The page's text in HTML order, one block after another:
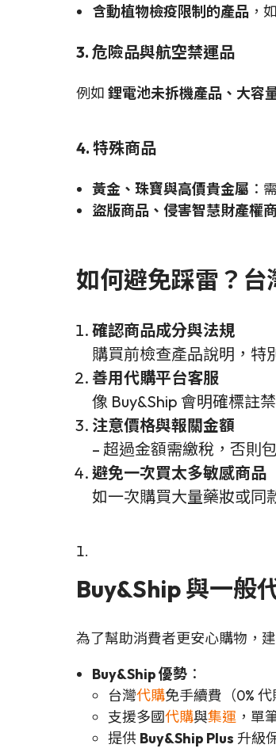
含動植物檢疫限制的產品 ，
3. 危險品與航空禁運品
例如 鋰電池未拆機產品、大容
4. 特殊商品
黃金、珠寶與高價貴金屬 ：
盜版商品、侵害智慧財產權
如何避免踩雷？
確認商品成分與法規
購買前檢查產品說明，特
善用代購平台客服
像 Buy&Ship 會明確標註
注意價格與報關金額
– 超過金額需繳稅，否則
避免一次買太多敏感商品
如一次購買大量藥妝或同
Buy&Ship 與一般
為了幫助消費者更安心購物，
Buy&Ship 優勢 ：
台灣代購免手續費（0%
支援多國代購與集運 ，單
提供 Buy&Ship Plus 升級